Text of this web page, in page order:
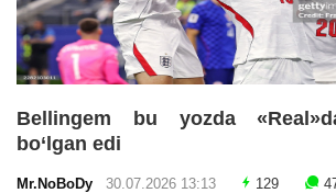
Bellingem bu yozda
bo‘lgan edi
Mr.NoBoDy 30.07.2026 13:13 129